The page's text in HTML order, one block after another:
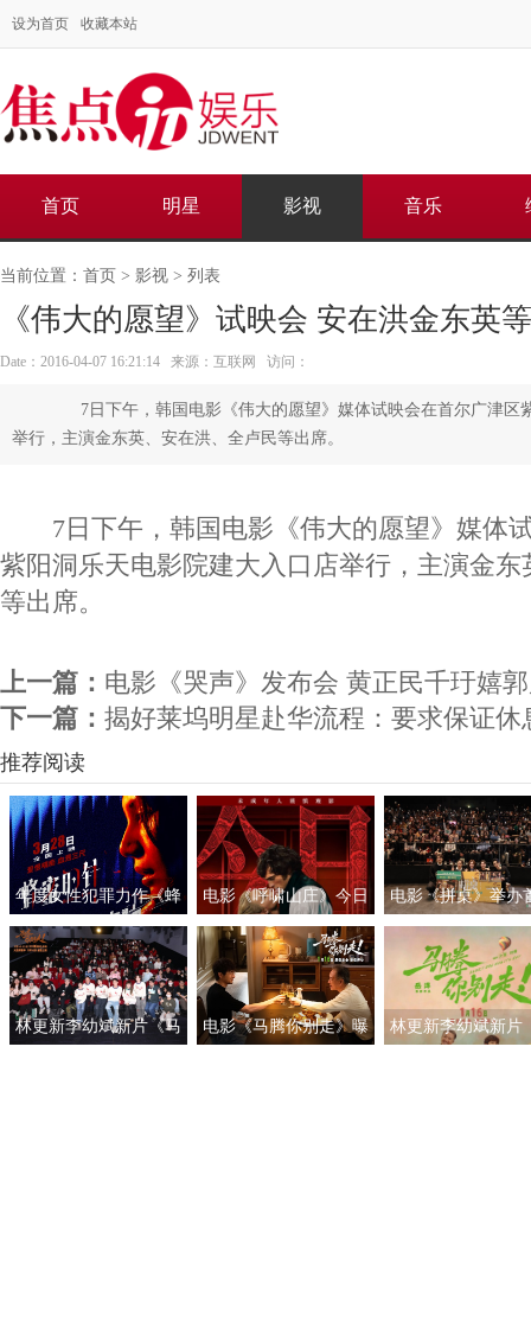
设为首页 收藏本站
首页 明星 影视 音乐
当前位置： 首页 > 影视 > 列表
《伟大的愿望》试映会 安在洪金东英
Date：2016-04-07 16:21:14 来源：互联网 访问：
7日下午，韩国电影《伟大的愿望》媒体试映会在首尔广津区
举行，主演金东英、安在洪、全卢民等出席。
7日下午，韩国电影《伟大的愿望》媒体
紫阳洞乐天电影院建大入口店举行，主演金
等出席。
上一篇： 电影《哭声》发布会 黄正民千玗嬉
下一篇： 揭好莱坞明星赴华流程：要求保证休
推荐阅读
年度女性犯罪力作《蜂
蜜的针》定档3月28日
绝版影后阵容癫
电影《呼啸山庄》今日
上映
电影《拼桌》举办
礼及路演 白色情人
约搭子稳稳幸福
林更新李幼斌新片《马
电影《马腾你别走》曝
林更新李幼斌新片